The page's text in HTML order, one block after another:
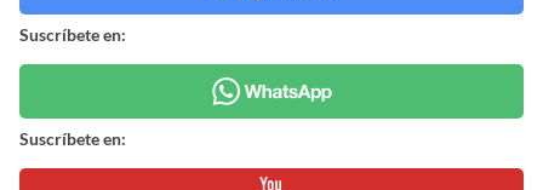
Suscríbete en:
Suscríbete en: